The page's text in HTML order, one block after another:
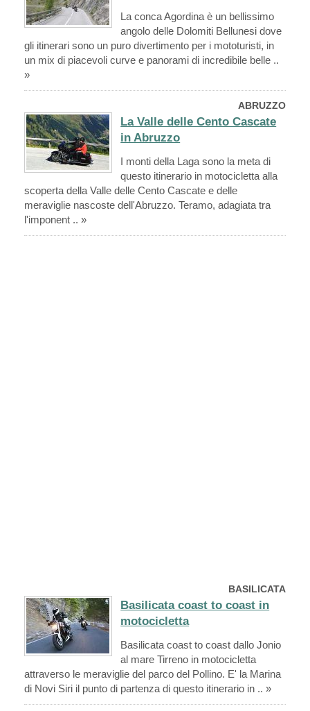
La conca Agordina è un bellissimo
angolo delle Dolomiti Bellunesi dove
gli itinerari sono un puro divertimento per i mototuristi, in
un mix di piacevoli curve e panorami di incredibile belle ..
»
ABRUZZO
La Valle delle Cento Cascate
in Abruzzo
I monti della Laga sono la meta di
questo itinerario in motocicletta alla
scoperta della Valle delle Cento Cascate e delle
meraviglie nascoste dell'Abruzzo. Teramo, adagiata tra
l'imponent .. »
BASILICATA
Basilicata coast to coast in
motocicletta
Basilicata coast to coast dallo Jonio
al mare Tirreno in motocicletta
attraverso le meraviglie del parco del Pollino. E' la Marina
di Novi Siri il punto di partenza di questo itinerario in .. »